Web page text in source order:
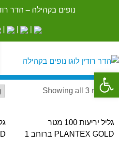
נופים בקהילה – הדר
Showing all 3 results
גליל יריעות 100 מטר
PLANTEX GOLD ברוחב 1
פתח סרגל נגישות